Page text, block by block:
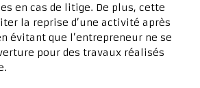
en cas de litige. De plus, cette
la reprise d’une activité après
évitant que l’entrepreneur ne se
pour des travaux réalisés